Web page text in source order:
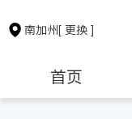
南加州[ 更换 ]
首页